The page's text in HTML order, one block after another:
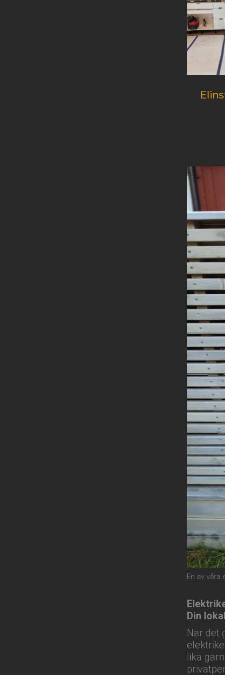
En av
Din
När det
lika